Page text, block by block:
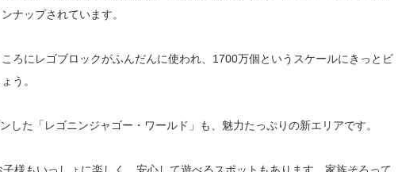
ナップされています。
ろにレゴブロックがふんだんに使われ、1700万個というスケールにきっとビ
う。
した「レゴニンジャゴー・ワールド」も、魅力たっぷりの新エリアです。